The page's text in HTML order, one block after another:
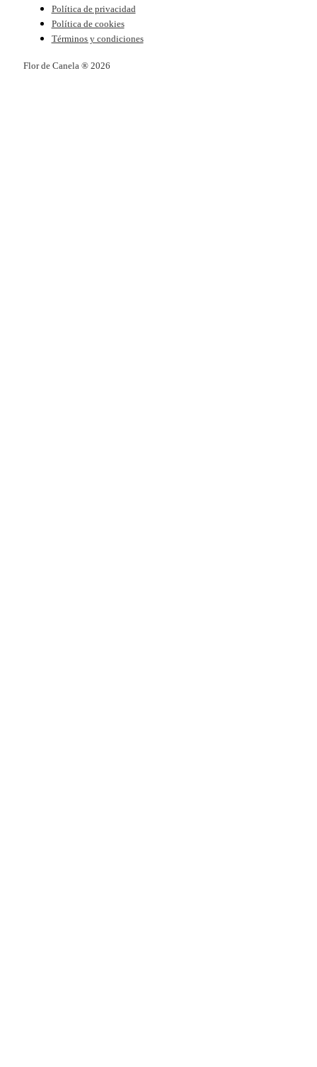
Política de privacidad
Política de cookies
Términos y condiciones
Flor de Canela ® 2026